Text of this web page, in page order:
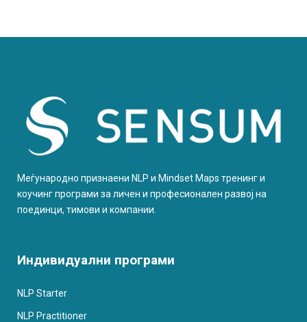
Меѓународно признаени NLP и Mindset Maps тренинг и
коучинг програми за личен и професионален развој на
поединци, тимови и компании.
Индивидуални програми
NLP Starter
NLP Practitioner